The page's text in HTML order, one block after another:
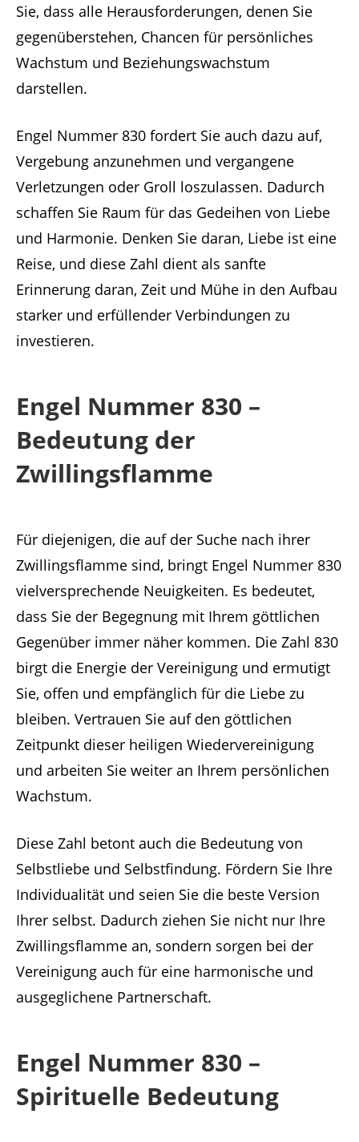
Sie, dass alle Herausforderungen, denen Sie
gegenüberstehen, Chancen für persönliches
Wachstum und Beziehungswachstum
darstellen.
Engel Nummer 830 fordert Sie auch dazu auf,
Vergebung anzunehmen und vergangene
Verletzungen oder Groll loszulassen. Dadurch
schaffen Sie Raum für das Gedeihen von Liebe
und Harmonie. Denken Sie daran, Liebe ist eine
Reise, und diese Zahl dient als sanfte
Erinnerung daran, Zeit und Mühe in den Aufbau
starker und erfüllender Verbindungen zu
investieren.
Engel Nummer 830 –
Bedeutung der
Zwillingsflamme
Für diejenigen, die auf der Suche nach ihrer
Zwillingsflamme sind, bringt Engel Nummer 830
vielversprechende Neuigkeiten. Es bedeutet,
dass Sie der Begegnung mit Ihrem göttlichen
Gegenüber immer näher kommen. Die Zahl 830
birgt die Energie der Vereinigung und ermutigt
Sie, offen und empfänglich für die Liebe zu
bleiben. Vertrauen Sie auf den göttlichen
Zeitpunkt dieser heiligen Wiedervereinigung
und arbeiten Sie weiter an Ihrem persönlichen
Wachstum.
Diese Zahl betont auch die Bedeutung von
Selbstliebe und Selbstfindung. Fördern Sie Ihre
Individualität und seien Sie die beste Version
Ihrer selbst. Dadurch ziehen Sie nicht nur Ihre
Zwillingsflamme an, sondern sorgen bei der
Vereinigung auch für eine harmonische und
ausgeglichene Partnerschaft.
Engel Nummer 830 –
Spirituelle Bedeutung